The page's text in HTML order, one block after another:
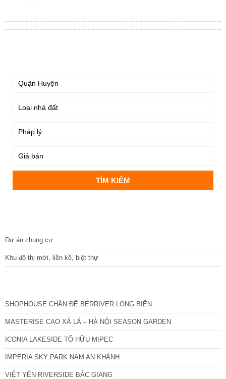
Dự án chung cư
Khu đô thị mới, liền kề, biệt thự
SHOPHOUSE CHÂN ĐẾ BERRIVER LONG BIÊN
MASTERISE CAO XÀ LÁ – HÀ NỘI SEASON GARDEN
ICONIA LAKESIDE TỐ HỮU MIPEC
IMPERIA SKY PARK NAM AN KHÁNH
VIỆT YÊN RIVERSIDE BẮC GIANG